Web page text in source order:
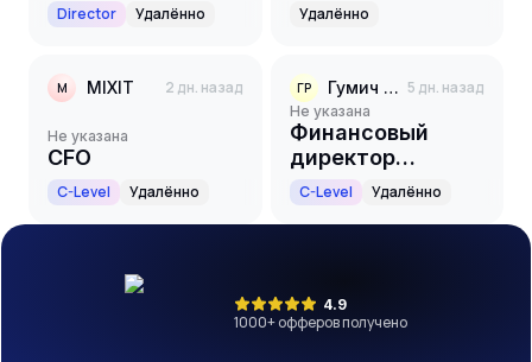
Director Удалённо Удалённо
M MIXIT 2 дн. назад
Не указана
CFO
C-Level Удалённо
ГР Гумич РТК 5 дн. назад
Не указана
Финансовый
директор
(CFO/Chief
Financial Officer)
C-Level Удалённо
4.9
1000+ офферов получено